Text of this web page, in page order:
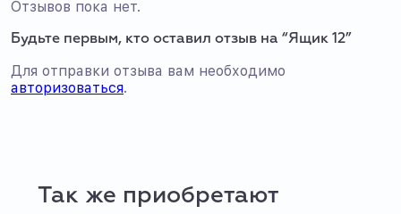
Отзывов пока нет.
Будьте первым, кто оставил отзыв на “Ящик 12”
Для отправки отзыва вам необходимо
авторизоваться.
Так же приобретают